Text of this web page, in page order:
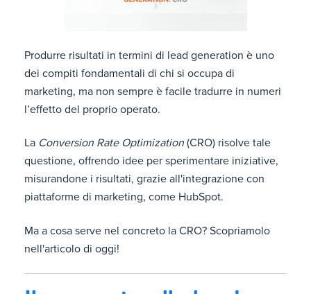
Produrre risultati in termini di lead generation è uno
dei compiti fondamentali di chi si occupa di
marketing, ma non sempre è facile tradurre in numeri
l’effetto del proprio operato.
La Conversion Rate Optimization (CRO) risolve tale
questione, offrendo idee per sperimentare iniziative,
misurandone i risultati, grazie all'integrazione con
piattaforme di marketing, come HubSpot.
Ma a cosa serve nel concreto la CRO? Scopriamolo
nell'articolo di oggi!